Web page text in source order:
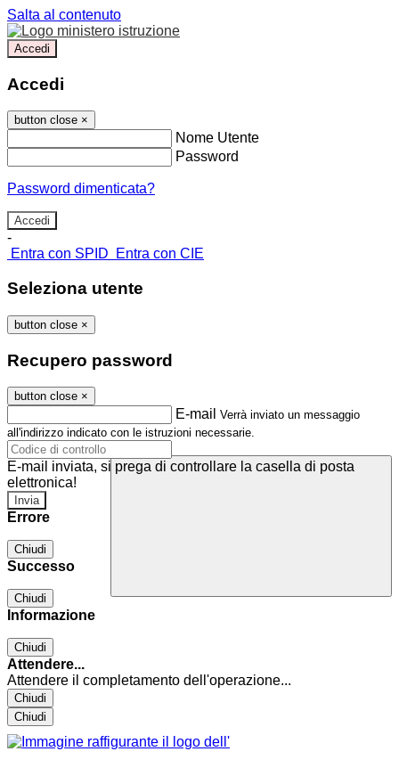
Salta al contenuto
Accedi
Accedi
button close ×
Nome Utente
Password
Password dimenticata?
-
Entra con SPID
Entra con CIE
Seleziona utente
button close ×
Recupero password
button close ×
E-mail Verrà inviato un messaggio
all'indirizzo indicato con le istruzioni necessarie.
E-mail inviata, si prega di controllare la casella di posta
elettronica!
Errore
Chiudi
Successo
Chiudi
Informazione
Chiudi
Attendere...
Attendere il completamento dell'operazione...
Chiudi
Chiudi